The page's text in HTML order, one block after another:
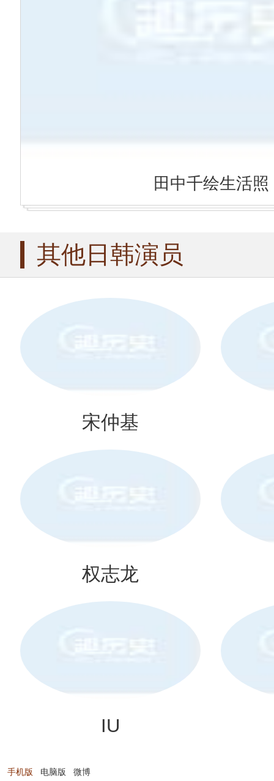
田中千绘生活照
其他日韩演员
宋仲基
权志龙
IU
手机版 电脑版 微博